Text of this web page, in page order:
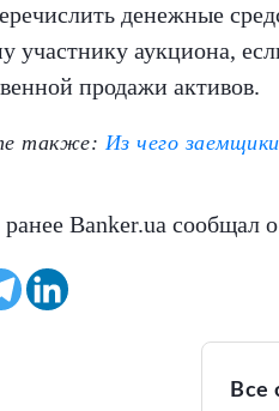
денежные
участнику аукциона,
продажи активов.
также: Из чего
Banker.ua сообщал
Все